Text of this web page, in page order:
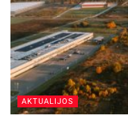
AKTUALIJOS